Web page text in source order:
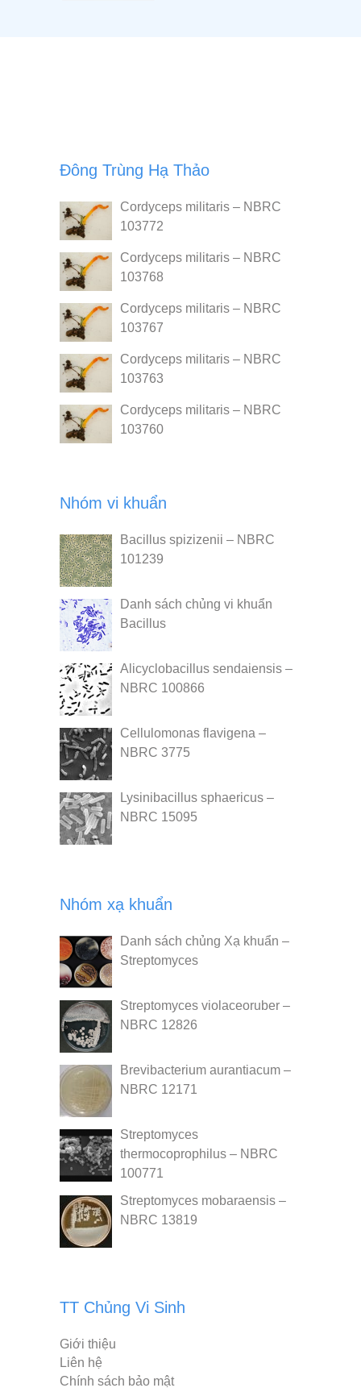
Đông Trùng Hạ Thảo
Cordyceps militaris – NBRC
103772
Cordyceps militaris – NBRC
103768
Cordyceps militaris – NBRC
103767
Cordyceps militaris – NBRC
103763
Cordyceps militaris – NBRC
103760
Nhóm vi khuẩn
Bacillus spizizenii – NBRC
101239
Danh sách chủng vi khuẩn
Bacillus
Alicyclobacillus sendaiensis –
NBRC 100866
Cellulomonas flavigena –
NBRC 3775
Lysinibacillus sphaericus –
NBRC 15095
Nhóm xạ khuẩn
Danh sách chủng Xạ khuẩn –
Streptomyces
Streptomyces violaceoruber –
NBRC 12826
Brevibacterium aurantiacum –
NBRC 12171
Streptomyces
thermocoprophilus – NBRC
100771
Streptomyces mobaraensis –
NBRC 13819
TT Chủng Vi Sinh
Giới thiệu
Liên hệ
Chính sách bảo mật